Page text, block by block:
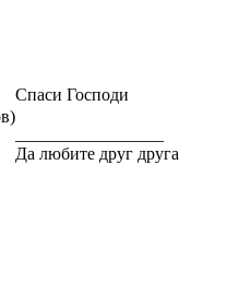
Cпаси Господи
Да любите друг друга